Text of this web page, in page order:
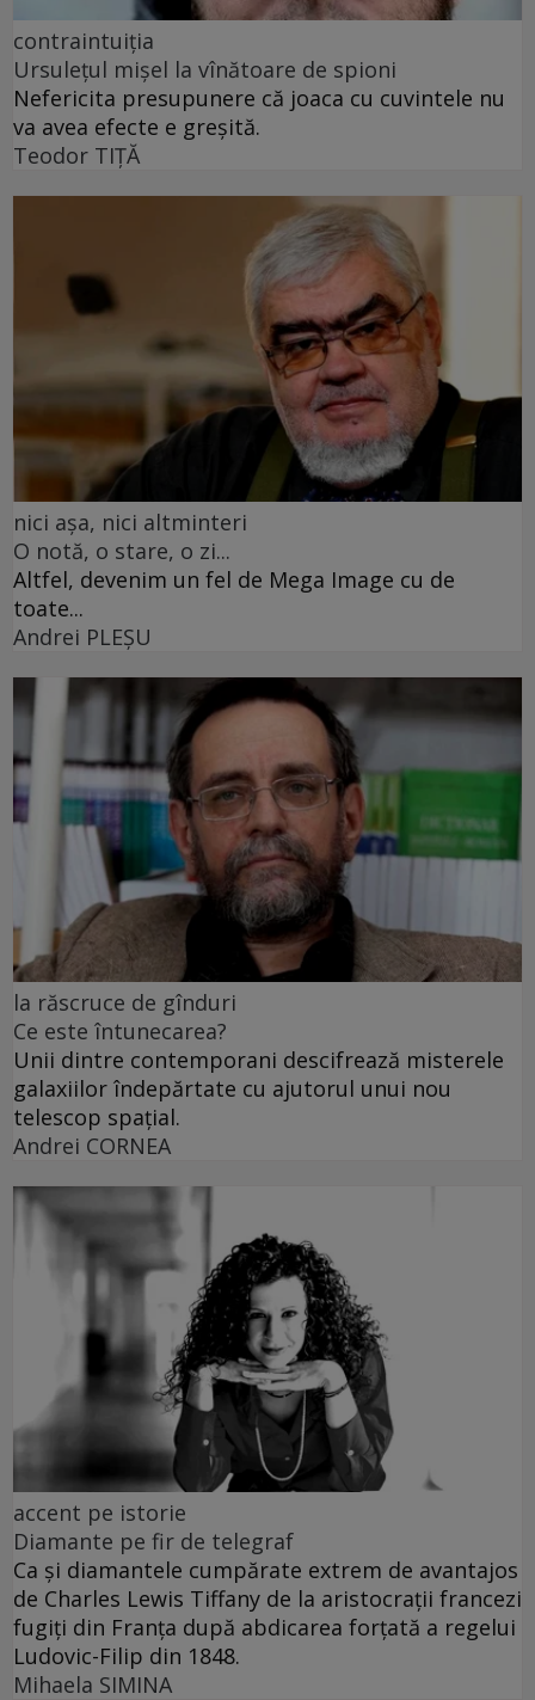
contraintuiția
Ursulețul mișel la vînătoare de spioni
Nefericita presupunere că joaca cu cuvintele nu
va avea efecte e greșită.
Teodor TIŢĂ
nici așa, nici altminteri
O notă, o stare, o zi...
Altfel, devenim un fel de Mega Image cu de
toate...
Andrei PLEŞU
la răscruce de gînduri
Ce este întunecarea?
Unii dintre contemporani descifrează misterele
galaxiilor îndepărtate cu ajutorul unui nou
telescop spațial.
Andrei CORNEA
accent pe istorie
Diamante pe fir de telegraf
Ca și diamantele cumpărate extrem de avantajos
de Charles Lewis Tiffany de la aristocrații francezi
fugiți din Franța după abdicarea forțată a regelui
Ludovic-Filip din 1848.
Mihaela SIMINA